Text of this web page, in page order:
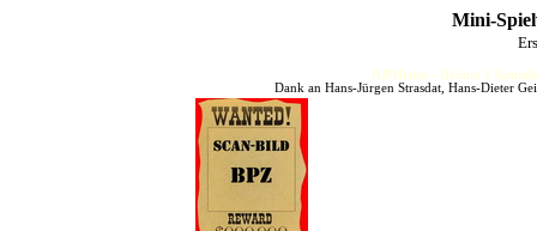
Mini-
HJFHenze - Helmut´s
Dank an Hans-Jürgen Strasdat, Hans-Dieter